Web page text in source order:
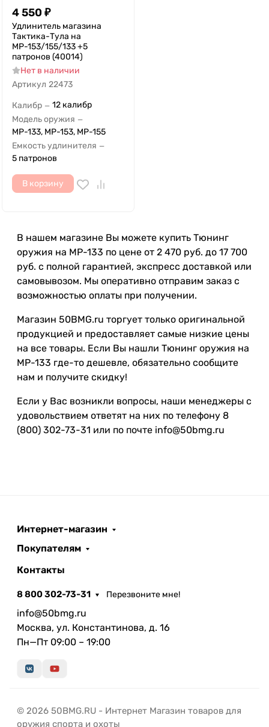
4 550 ₽
Удлинитель магазина
Тактика-Тула на
МР-153/155/133 +5
патронов (40014)
Нет в наличии
Артикул 22473
Калибр — 12 калибр
Модель оружия —
МР-133, МР-153, МР-155
Емкость удлинителя —
5 патронов
В корзину
В нашем магазине Вы можете купить Тюнинг
оружия на МР-133 по цене от 2 470 руб. до 17 700
руб. с полной гарантией, экспресс доставкой или
самовывозом. Мы оперативно отправим заказ с
возможностью оплаты при получении.
Магазин 50BMG.ru торгует только оригинальной
продукцией и предоставляет самые низкие цены
на все товары. Если Вы нашли Тюнинг оружия на
МР-133 где-то дешевле, обязательно сообщите
нам и получите скидку!
Если у Вас возникли вопросы, наши менеджеры с
удовольствием ответят на них по телефону 8
(800) 302-73-31 или по почте info@50bmg.ru
Интернет-магазин
Покупателям
Контакты
8 800 302-73-31 Перезвоните мне!
info@50bmg.ru
Москва, ул. Константинова, д. 16
Пн—Пт 09:00 – 19:00
© 2026 50BMG.RU - Интернет Магазин товаров для
оружия спорта и охоты